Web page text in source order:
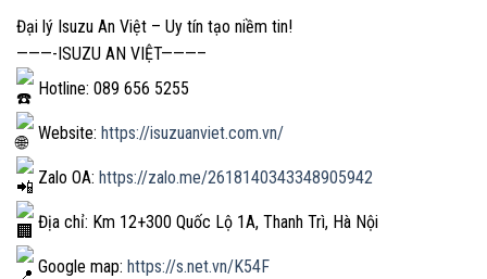
Đại lý Isuzu An Việt – Uy tín tạo niềm tin!
———-ISUZU AN VIỆT———–
Hotline: 089 656 5255
Website: https://isuzuanviet.com.vn/
Zalo OA: https://zalo.me/2618140343348905942
Địa chỉ: Km 12+300 Quốc Lộ 1A, Thanh Trì, Hà Nội
Google map: https://s.net.vn/K54F